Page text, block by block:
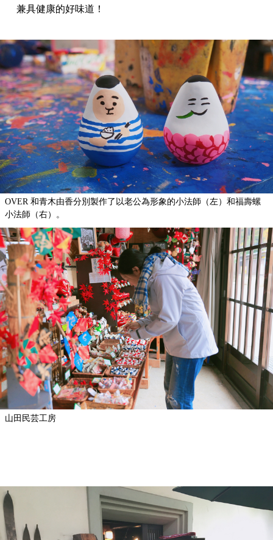
兼具健康的好味道！
OVER 和青木由香分別製作了以老公為形象的小法師（左）和福壽螺
小法師（右）。
山田民芸工房